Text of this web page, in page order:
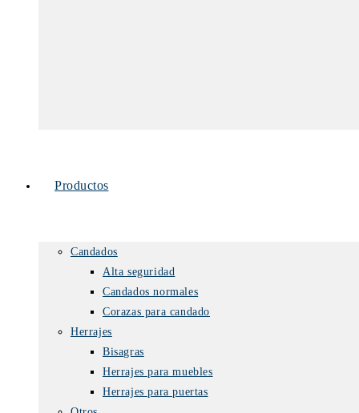
Productos
Candados
Alta seguridad
Candados normales
Corazas para candado
Herrajes
Bisagras
Herrajes para muebles
Herrajes para puertas